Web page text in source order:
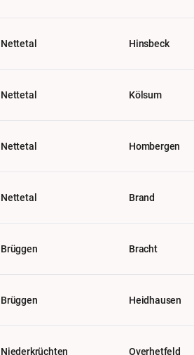
Nettetal Hinsbeck
Nettetal Kölsum
Nettetal Hombergen
Nettetal Brand
Brüggen Bracht
Brüggen Heidhausen
Niederkrüchten Overhetfeld